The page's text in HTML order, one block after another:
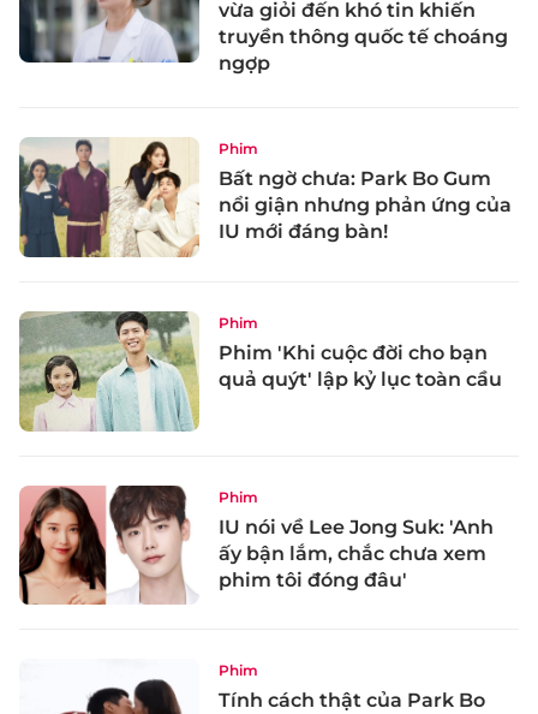
vừa giỏi đến khó tin khiến
truyền thông quốc tế choáng
ngợp
Phim
Bất ngờ chưa: Park Bo Gum
nổi giận nhưng phản ứng của
IU mới đáng bàn!
Phim
Phim 'Khi cuộc đời cho bạn
quả quýt' lập kỷ lục toàn cầu
Phim
IU nói về Lee Jong Suk: 'Anh
ấy bận lắm, chắc chưa xem
phim tôi đóng đâu'
Phim
Tính cách thật của Park Bo